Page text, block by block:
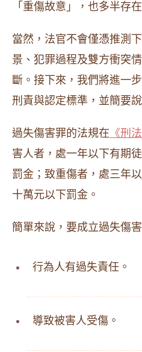
「重傷故意」，也多半存
當然，法官不會僅憑推測
景、犯罪過程及雙方衝突
斷。接下來，我們將進一
刑責與認定標準，並簡要
過失傷害罪的法規在 《刑
害人者，處一年以下有期
罰金；致重傷者，處三年
十萬元以下罰金。
簡單來說，要成立過失傷
行為人有過失責任。
導致被害人受傷。